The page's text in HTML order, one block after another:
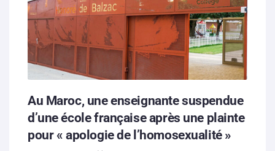
Au Maroc, une enseignante suspendue
d’une école française après une plainte
pour « apologie de l’homosexualité »